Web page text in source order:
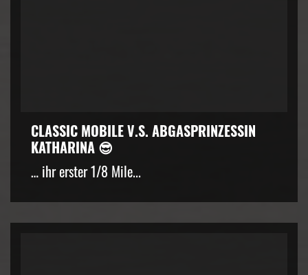
CLASSIC MOBILE V.S. ABGASPRINZESSIN
KATHARINA 😎
… ihr erster 1/8 Mile...